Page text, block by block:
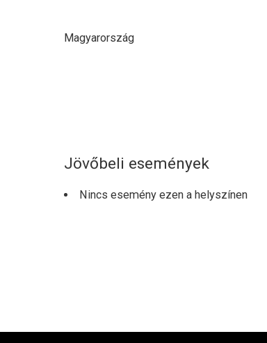
Magyarország
Jövőbeli események
Nincs esemény ezen a helyszínen